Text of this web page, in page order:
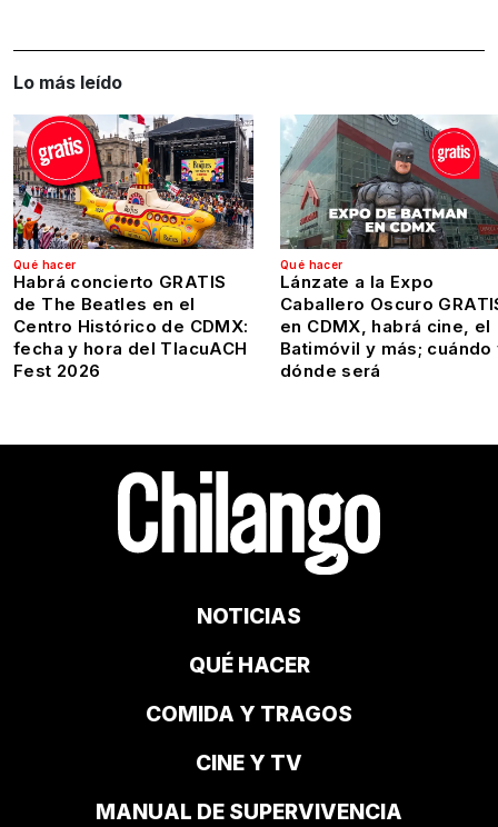
Lo más leído
Qué hacer
Habrá concierto GRATIS
de The Beatles en el
Centro Histórico de CDMX:
fecha y hora del TlacuACH
Fest 2026
Qué hacer
Lánzate a la Expo
Caballero Oscuro
en CDMX, habrá cine, el
Batimóvil y más; cuándo
dónde será
NOTICIAS
QUÉ HACER
COMIDA Y TRAGOS
CINE Y TV
MANUAL DE SUPERVIVENCIA